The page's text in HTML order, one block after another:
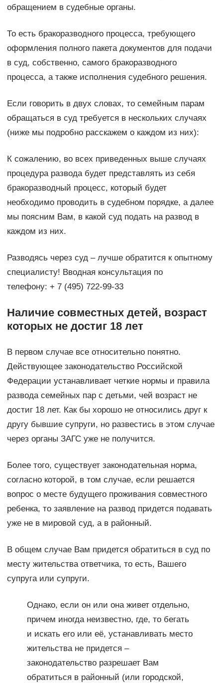
обращением в судебные органы.
То есть бракоразводного процесса, требующего
оформления полного пакета документов для подачи
в суд, собственно, самого бракоразводного
процесса, а также исполнения судебного решения.
Если говорить в двух словах, то семейным парам
обращаться в суд требуется в нескольких случаях
(ниже мы подробно расскажем о каждом из них):
К сожалению, во всех приведенных выше случаях
процедура развода будет представлять из себя
бракоразводный процесс, который будет
необходимо проводить в судебном порядке, а далее
мы поясним Вам, в какой суд подать на развод в
каждом из них.
Разводясь через суд – лучше обратится к опытному
специалисту! Вводная консультация по
телефону: + 7 (495) 722-99-33
Наличие совместных детей, возраст
которых не достиг 18 лет
В первом случае все относительно понятно.
Действующее законодательство Российской
Федерации устанавливает четкие нормы и правила
развода семейных пар с детьми, чей возраст не
достиг 18 лет. Как бы хорошо не относились друг к
другу бывшие супруги, но развестись в этом случае
через органы ЗАГС уже не получится.
Более того, существует законодательная норма,
согласно которой, в том случае, если решается
вопрос о месте будущего проживания совместного
ребенка, то заявление на развод придется подавать
уже не в мировой суд, а в районный.
В общем случае Вам придется обратиться в суд по
месту жительства ответчика, то есть, Вашего
супруга или супруги.
Однако, если он или она живет отдельно,
причем иногда неизвестно, где, то бегать
и искать его или её, устанавливать место
жительства не придется –
законодательство разрешает Вам
обратиться в районный (или городской,